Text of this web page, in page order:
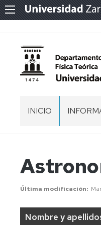
INICIO
Última modificación
Nombre y